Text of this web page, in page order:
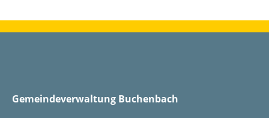
Gemeindeverwaltung Buchenbach